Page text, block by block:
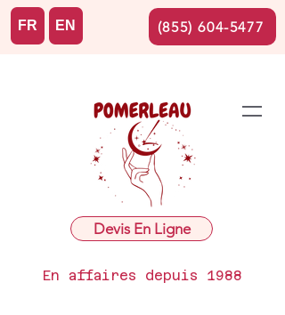
Devis En Ligne
En affaires depuis 1988
FR EN (855) 604-5477